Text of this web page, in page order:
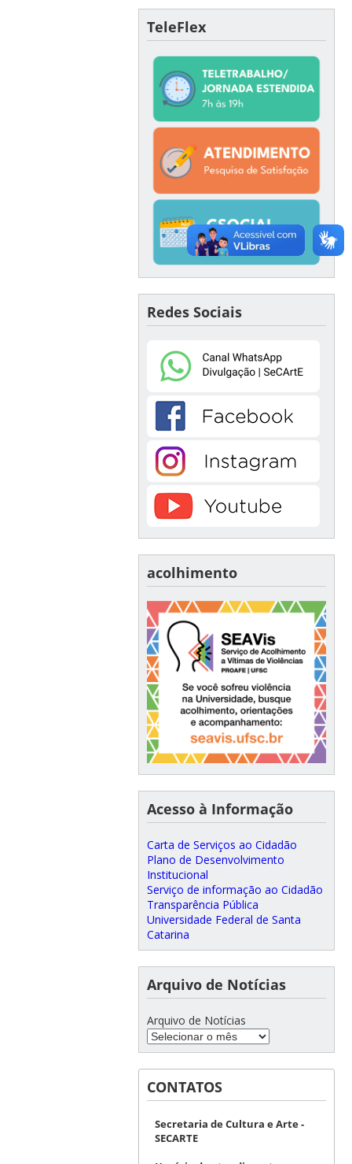
TeleFlex
Redes Sociais
acolhimento
Acesso à Informação
Carta de Serviços ao Cidadão
Plano de Desenvolvimento
Institucional
Serviço de informação ao Cidadão
Transparência Pública
Universidade Federal de Santa
Catarina
Arquivo de Notícias
Arquivo de Notícias
CONTATOS
Secretaria de Cultura e Arte -
SECARTE